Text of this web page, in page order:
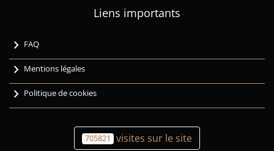
Liens importants
chevron_right FAQ
chevron_right Mentions légales
chevron_right Politique de cookies
705821 visites sur le site